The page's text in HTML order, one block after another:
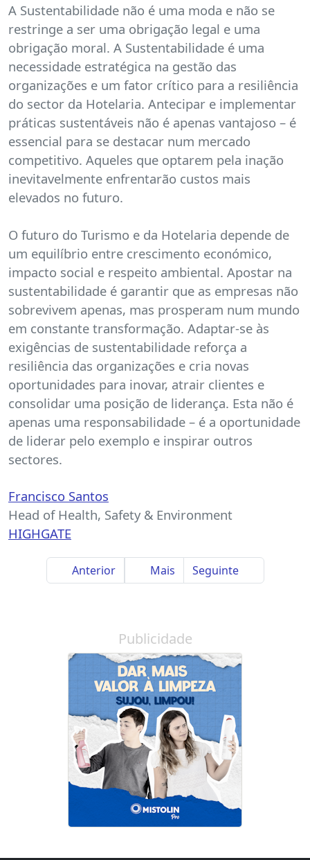
A Sustentabilidade não é uma moda e não se
restringe a ser uma obrigação legal e uma
obrigação moral. A Sustentabilidade é uma
necessidade estratégica na gestão das
organizações e um fator crítico para a resiliência
do sector da Hotelaria. Antecipar e implementar
práticas sustentáveis não é apenas vantajoso – é
essencial para se destacar num mercado
competitivo. Aqueles que optarem pela inação
inevitavelmente enfrentarão custos mais
elevados no futuro.
O futuro do Turismo e da Hotelaria depende de
um equilíbrio entre crescimento económico,
impacto social e respeito ambiental. Apostar na
sustentabilidade é garantir que as empresas não
sobrevivem apenas, mas prosperam num mundo
em constante transformação. Adaptar-se às
exigências de sustentabilidade reforça a
resiliência das organizações e cria novas
oportunidades para inovar, atrair clientes e
consolidar uma posição de liderança. Esta não é
apenas uma responsabilidade – é a oportunidade
de liderar pelo exemplo e inspirar outros
sectores.
Francisco Santos
Head of Health, Safety & Environment
HIGHGATE
Anterior Mais Seguinte
Publicidade